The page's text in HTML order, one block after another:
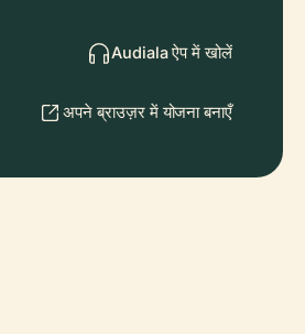
Audiala ऐप में खोलें
अपने ब्राउज़र में योजना बनाएँ